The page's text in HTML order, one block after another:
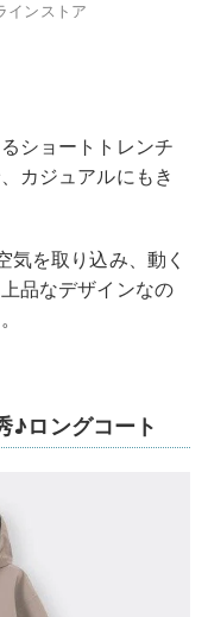
インストア
ショートトレンチ
カジュアルにもき
気を取り込み、動く
品なデザインなの
♪ロングコート